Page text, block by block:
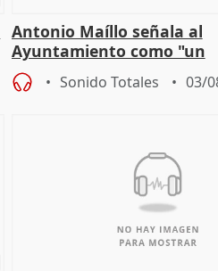
Antonio Maíllo señala al
Ayuntamiento como "un
especulador más" sobre
Jiménez Becerril
Sonido Totales 03/